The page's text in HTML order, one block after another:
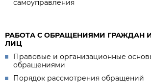
самоуправления
РАБОТА С ОБРАЩЕНИЯМИ ГРАЖДАН
ЛИЦ
Правовые и организационные
обращениями
Порядок рассмотрения обращений